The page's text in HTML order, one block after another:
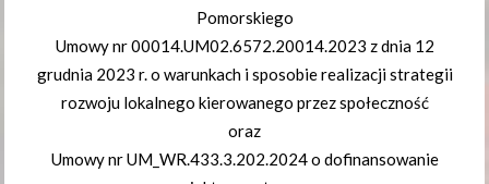
Pomorskiego
Umowy nr 00014.UM02.6572.20014.2023 z dnia 12
grudnia 2023 r. o warunkach i sposobie realizacji strategii
rozwoju lokalnego kierowanego przez społeczność
oraz
Umowy nr UM_WR.433.3.202.2024 o dofinansowanie